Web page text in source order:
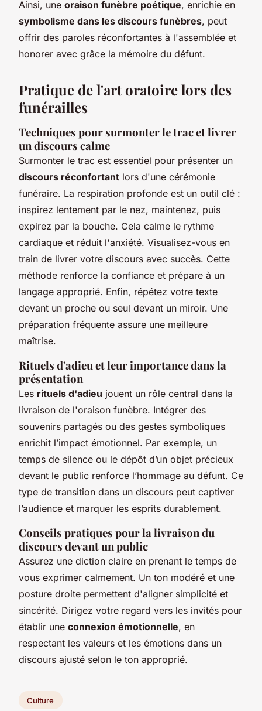
Ainsi, une oraison funèbre poétique, enrichie en
symbolisme dans les discours funèbres, peut
offrir des paroles réconfortantes à l'assemblée et
honorer avec grâce la mémoire du défunt.
Pratique de l'art oratoire lors des
funérailles
Techniques pour surmonter le trac et livrer
un discours calme
Surmonter le trac est essentiel pour présenter un
discours réconfortant lors d'une cérémonie
funéraire. La respiration profonde est un outil clé :
inspirez lentement par le nez, maintenez, puis
expirez par la bouche. Cela calme le rythme
cardiaque et réduit l'anxiété. Visualisez-vous en
train de livrer votre discours avec succès. Cette
méthode renforce la confiance et prépare à un
langage approprié. Enfin, répétez votre texte
devant un proche ou seul devant un miroir. Une
préparation fréquente assure une meilleure
maîtrise.
Rituels d'adieu et leur importance dans la
présentation
Les rituels d'adieu jouent un rôle central dans la
livraison de l'oraison funèbre. Intégrer des
souvenirs partagés ou des gestes symboliques
enrichit l’impact émotionnel. Par exemple, un
temps de silence ou le dépôt d’un objet précieux
devant le public renforce l’hommage au défunt. Ce
type de transition dans un discours peut captiver
l’audience et marquer les esprits durablement.
Conseils pratiques pour la livraison du
discours devant un public
Assurez une diction claire en prenant le temps de
vous exprimer calmement. Un ton modéré et une
posture droite permettent d'aligner simplicité et
sincérité. Dirigez votre regard vers les invités pour
établir une connexion émotionnelle, en
respectant les valeurs et les émotions dans un
discours ajusté selon le ton approprié.
Culture